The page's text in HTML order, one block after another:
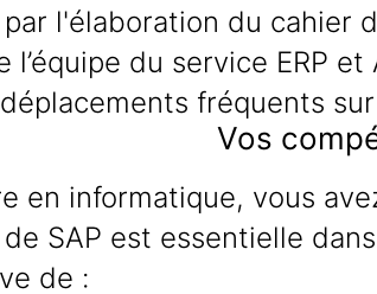
l'élaboration du cahier
l’équipe du service ERP et
fréquents
Vos
en informatique, vous
SAP est essentielle
de :